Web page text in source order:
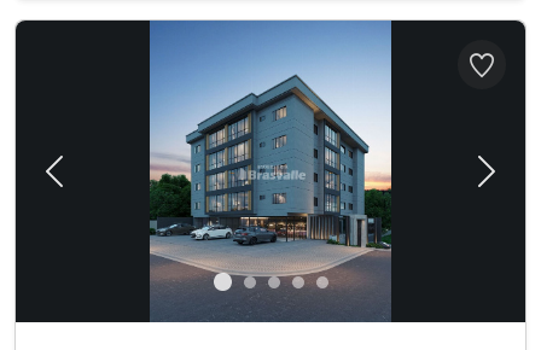
Previous Next